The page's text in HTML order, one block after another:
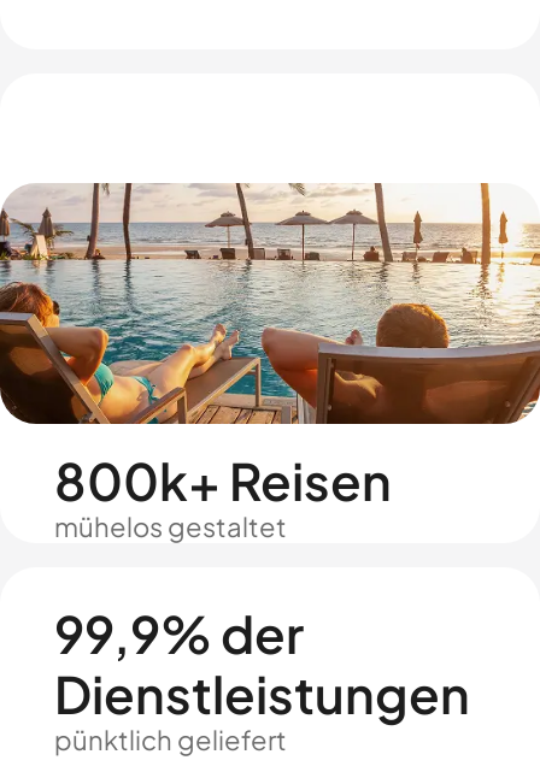
800k+ Reisen
mühelos gestaltet
99,9% der
Dienstleistungen
pünktlich geliefert